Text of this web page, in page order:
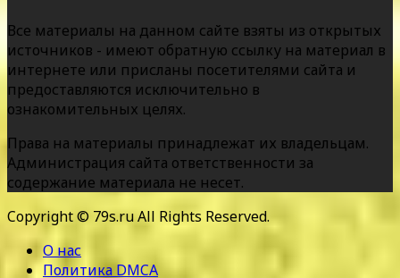
Все материалы на данном сайте взяты из открытых
источников - имеют обратную ссылку на материал в
интернете или присланы посетителями сайта и
предоставляются исключительно в
ознакомительных целях.
Права на материалы принадлежат их владельцам.
Администрация сайта ответственности за
содержание материала не несет.
Copyright © 79s.ru All Rights Reserved.
О нас
Политика DMCA